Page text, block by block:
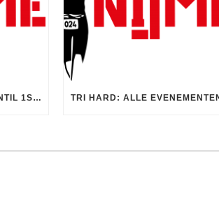
TRI HARD: ALL RACES UNTIL 1ST OF AUGUST CANCELLED